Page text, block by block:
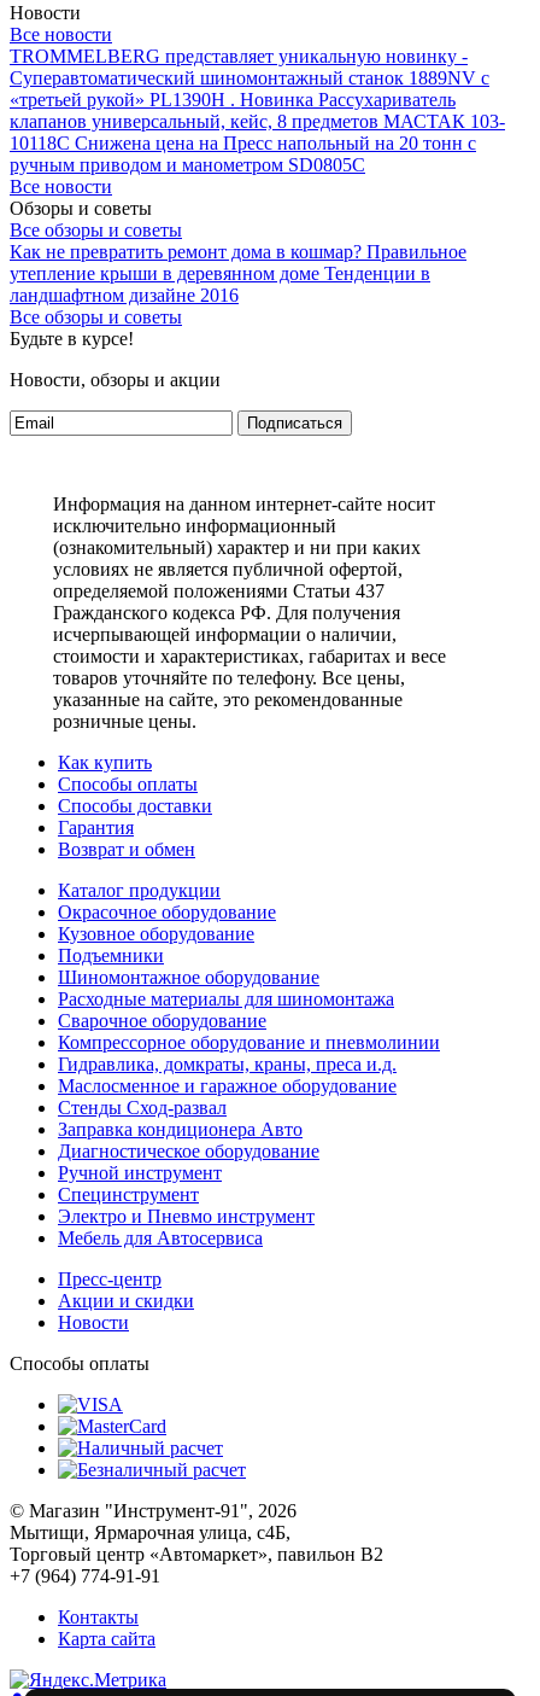
Новости
Все новости
TROMMELBERG представляет уникальную новинку -
Суперавтоматический шиномонтажный станок 1889NV с
«третьей рукой» PL1390H . Новинка Рассухариватель
клапанов универсальный, кейс, 8 предметов МАСТАК 103-
10118C Снижена цена на Пресс напольный на 20 тонн с
ручным приводом и манометром SD0805C
Все новости
Обзоры и советы
Все обзоры и советы
Как не превратить ремонт дома в кошмар? Правильное
утепление крыши в деревянном доме Тенденции в
ландшафтном дизайне 2016
Все обзоры и советы
Будьте в курсе!
Новости, обзоры и акции
Подписаться
Информация на данном интернет-сайте носит
исключительно информационный
(ознакомительный) характер и ни при каких
условиях не является публичной офертой,
определяемой положениями Статьи 437
Гражданского кодекса РФ. Для получения
исчерпывающей информации о наличии,
стоимости и характеристиках, габаритах и весе
товаров уточняйте по телефону. Все цены,
указанные на сайте, это рекомендованные
розничные цены.
Как купить
Способы оплаты
Способы доставки
Гарантия
Возврат и обмен
Каталог продукции
Окрасочное оборудование
Кузовное оборудование
Подъемники
Шиномонтажное оборудование
Расходные материалы для шиномонтажа
Сварочное оборудование
Компрессорное оборудование и пневмолинии
Гидравлика, домкраты, краны, преса и.д.
Маслосменное и гаражное оборудование
Стенды Сход-развал
Заправка кондиционера Авто
Диагностическое оборудование
Ручной инструмент
Специнструмент
Электро и Пневмо инструмент
Мебель для Автосервиса
Пресс-центр
Акции и скидки
Новости
Способы оплаты
© Магазин "Инструмент-91", 2026
Мытищи, Ярмарочная улица, с4Б,
Торговый центр «Автомаркет», павильон В2
+7 (964) 774-91-91
Контакты
Карта сайта